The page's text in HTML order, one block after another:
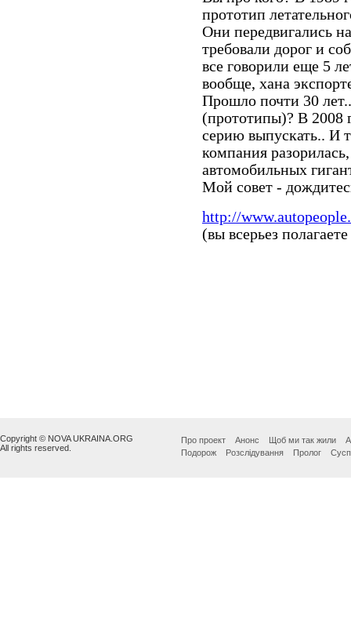
Copyright © NOVA UKRAINA.ORG
All rights reserved.
Про проект Анонс Щоб ми так жили
Подорож
Розслідування Пролог